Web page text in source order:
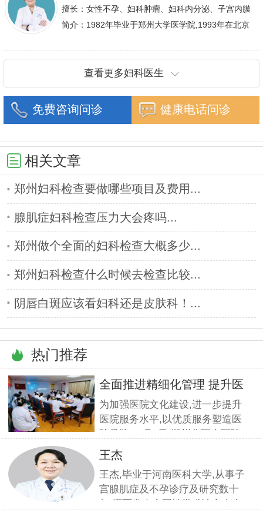
擅长：女性不孕、妇科肿瘤、妇科内分泌、子宫内膜
异位症、多囊卵巢等疾病的诊治,宫腹腔镜手术,盆底
简介：1982年毕业于郑州大学医学院,1993年在北京
查看更多妇科医生
免费咨询问诊 健康电话问诊
相关文章
郑州妇科检查要做哪些项目及费用...
腺肌症妇科检查压力大会疼吗...
郑州做个全面的妇科检查大概多少...
郑州妇科检查什么时候去检查比较...
阴唇白斑应该看妇科还是皮肤科！...
热门推荐
全面推进精细化管理 提升医
疗服
为加强医院文化建设,进一步提升
医院服务水平,以优质服务塑造医
院品牌,11月5日,郑州华医大医院
组织全员开展优质服务提升培训.
本期培训邀请到职业素养与服务设
计专家
王杰
王杰,毕业于河南医科大学,从事子
宫腺肌症及不孕诊疗及研究数十
年,撰写发表全国性学术论文十余